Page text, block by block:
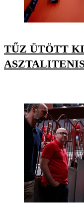
TŰZ ÜTÖTT